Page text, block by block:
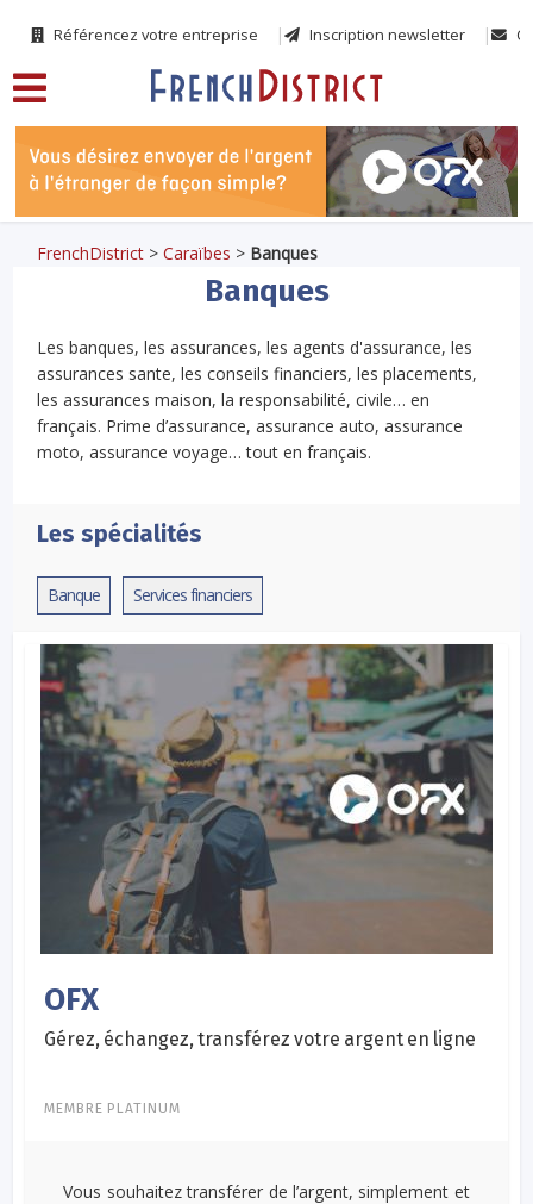
Référencez votre entreprise Inscription newsletter
FrenchDistrict >Caraïbes > Banques
Banques
Les banques, les assurances, les agents d'assurance, les
assurances sante, les conseils financiers, les placements,
les assurances maison, la responsabilité, civile… en
français. Prime d’assurance, assurance auto, assurance
moto, assurance voyage… tout en français.
Les spécialités
Banque Services financiers
OFX
Gérez, échangez, transférez votre argent en ligne
MEMBRE PLATINUM
Vous souhaitez transférer de l’argent, simplement et